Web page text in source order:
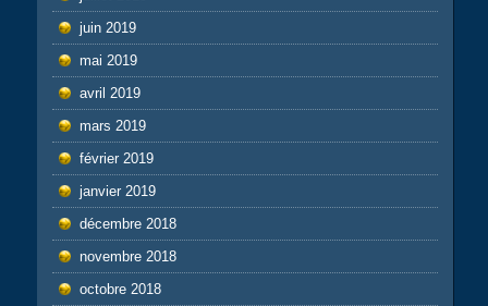
juin 2019
mai 2019
avril 2019
mars 2019
février 2019
janvier 2019
décembre 2018
novembre 2018
octobre 2018